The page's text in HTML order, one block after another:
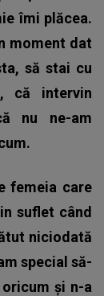
îmi plăcea.
moment dat
să stai cu
că intervin
nu ne-am
femeia care
suflet când
niciodată
special să-
oricum și n-a